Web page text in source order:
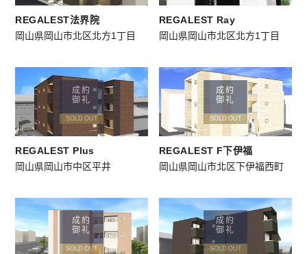
REGALEST法界院
岡山県岡山市北区北方1丁目
REGALEST Ray
岡山県岡山市北区北方1丁目
成約
御礼
SOLD OUT
REGALEST Plus
岡山県岡山市中区平井
成約
御礼
SOLD OUT
REGALEST F下伊福
岡山県岡山市北区下伊福西町
成約
御礼
SOLD OUT
成約
御礼
SOLD OUT